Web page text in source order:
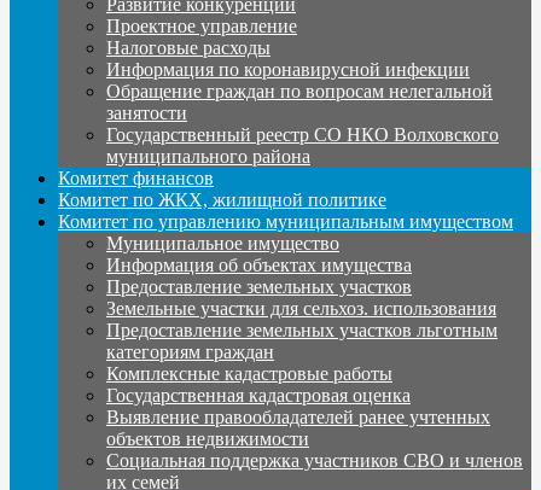
Проектное управление
Налоговые расходы
Информация по коронавирусной инфекции
Обращение граждан по вопросам нелегальной
занятости
Государственный реестр СО НКО Волховского
муниципального района
Комитет финансов
Комитет по ЖКХ, жилищной политике
Комитет по управлению муниципальным имуществом
Муниципальное имущество
Информация об объектах имущества
Предоставление земельных участков
Земельные участки для сельхоз. использования
Предоставление земельных участков льготным
категориям граждан
Комплексные кадастровые работы
Государственная кадастровая оценка
Выявление правообладателей ранее учтенных
объектов недвижимости
Социальная поддержка участников СВО и членов
их семей